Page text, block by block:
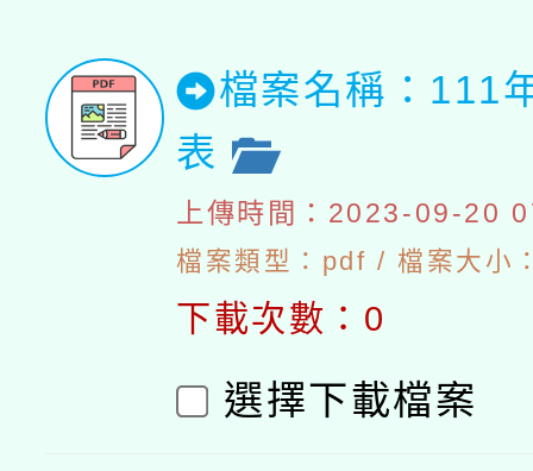
檔案名稱：111
表
上傳時間：2023-09-20
檔案類型：pdf / 檔案大小
下載次數：0
選擇下載檔案